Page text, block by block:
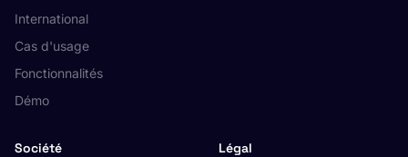
International
Cas d'usage
Fonctionnalités
Démo
Société Légal